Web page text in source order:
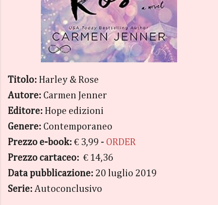
Titolo: Harley & Rose
Autore: Carmen Jenner
Editore: Hope edizioni
Genere: Contemporaneo
Prezzo e-book: € 3,99 - ORDER
Prezzo cartaceo: € 14,36
Data pubblicazione: 20 luglio 2019
Serie: Autoconclusivo